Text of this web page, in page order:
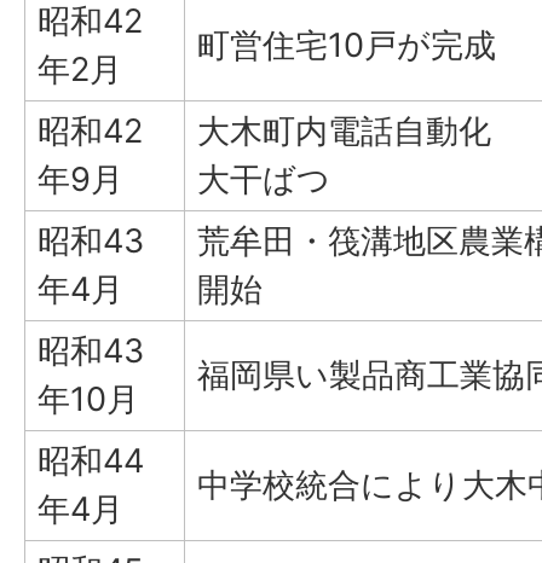
昭和42
年2月
町営住宅10戸が完成
昭和42
年9月
大木町内電話自動化
大干ばつ
昭和43
年4月
荒牟田・筏溝地区農業
開始
昭和43
年10月
福岡県い製品商工業協
昭和44
年4月
中学校統合により大木